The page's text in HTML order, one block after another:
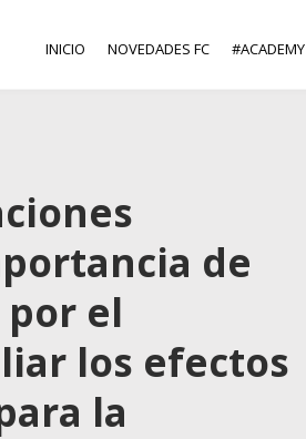
INICIO NOVEDADES FC #ACADEMY
de
por el
los efectos
la